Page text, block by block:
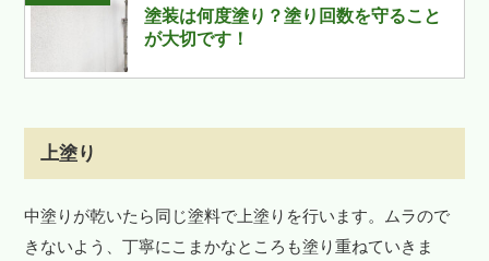
塗装は何度塗り？塗り回数を守ること
が大切です！
上塗り
中塗りが乾いたら同じ塗料で上塗りを行います。ムラので
きないよう、丁寧にこまかなところも塗り重ねていきま